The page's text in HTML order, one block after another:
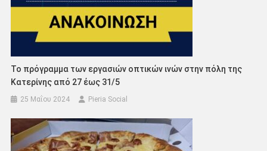
Το πρόγραμμα των εργασιών οπτικών ινών στην πόλη της
Κατερίνης από 27 έως 31/5
25 Μαΐου 2024 Pieria Social